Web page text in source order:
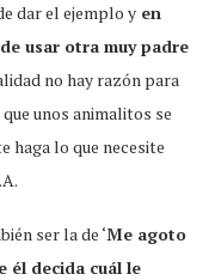
dar el ejemplo y en
usar otra muy padre
no hay razón para
unos animalitos se
haga lo que necesite
ser la de ‘Me agoto
él decida cuál le